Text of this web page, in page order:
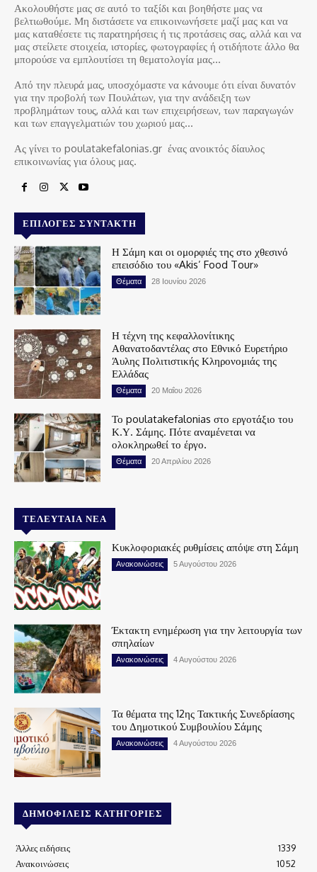
Ακολουθήστε μας σε αυτό το ταξίδι και βοηθήστε μας να
βελτιωθούμε. Μη διστάσετε να επικοινωνήσετε μαζί μας και να
μας καταθέσετε τις παρατηρήσεις ή τις προτάσεις σας, αλλά και να
μας στείλετε στοιχεία, ιστορίες, φωτογραφίες ή οτιδήποτε άλλο θα
μπορούσε να εμπλουτίσει τη θεματολογία μας…
Από την πλευρά μας, υποσχόμαστε να κάνουμε ότι είναι δυνατόν
για την προβολή των Πουλάτων, για την ανάδειξη των
προβλημάτων τους, αλλά και των επιχειρήσεων, των παραγωγών
και των επαγγελματιών του χωριού μας…
Ας γίνει το poulatakefalonias.gr ένας ανοικτός δίαυλος
επικοινωνίας για όλους μας.
ΕΠΙΛΟΓΈΣ ΣΥΝΤΆΚΤΗ
Η Σάμη και οι ομορφιές της στο χθεσινό
επεισόδιο του «Akis’ Food Tour»
Θέματα 28 Ιουνίου 2026
Η τέχνη της κεφαλλονίτικης
Αθανατοδαντέλας στο Εθνικό Ευρετήριο
Άυλης Πολιτιστικής Κληρονομιάς της
Ελλάδας
Θέματα 20 Μαΐου 2026
Το poulatakefalonias στο εργοτάξιο του
Κ.Υ. Σάμης. Πότε αναμένεται να
ολοκληρωθεί το έργο.
Θέματα 20 Απριλίου 2026
ΤΕΛΕΥΤΑΊΑ ΝΈΑ
Κυκλοφοριακές ρυθμίσεις απόψε στη Σάμη
Ανακοινώσεις 5 Αυγούστου 2026
Έκτακτη ενημέρωση για την λειτουργία των
σπηλαίων
Ανακοινώσεις 4 Αυγούστου 2026
Τα θέματα της 12ης Τακτικής Συνεδρίασης
του Δημοτικού Συμβουλίου Σάμης
Ανακοινώσεις 4 Αυγούστου 2026
ΔΗΜΟΦΙΛΕΊΣ ΚΑΤΗΓΟΡΊΕΣ
Άλλες ειδήσεις
1339
Ανακοινώσεις
1052